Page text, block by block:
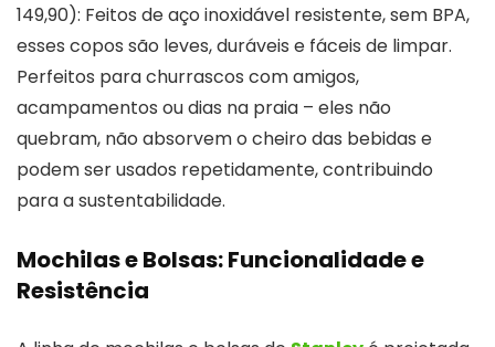
149,90): Feitos de aço inoxidável resistente, sem BPA,
esses copos são leves, duráveis e fáceis de limpar.
Perfeitos para churrascos com amigos,
acampamentos ou dias na praia – eles não
quebram, não absorvem o cheiro das bebidas e
podem ser usados repetidamente, contribuindo
para a sustentabilidade.
Mochilas e Bolsas: Funcionalidade e
Resistência